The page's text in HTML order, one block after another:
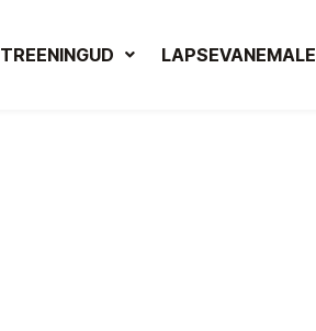
TREENINGUD LAPSEVANEMALE